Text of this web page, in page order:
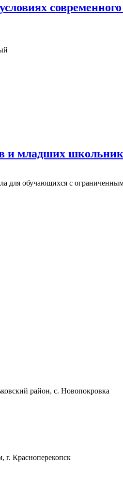
современного
и младших
для обучающихся с
район, с. Новопокровка
Красноперекопск